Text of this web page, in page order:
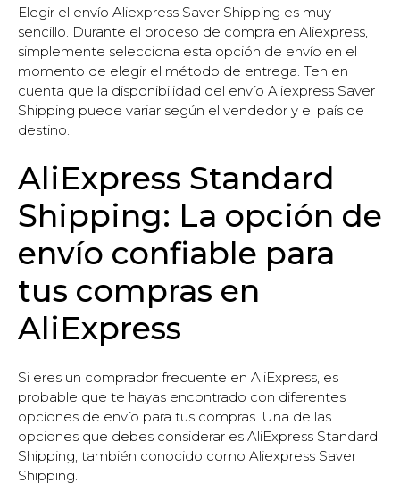
Elegir el envío Aliexpress Saver Shipping es muy
sencillo. Durante el proceso de compra en Aliexpress,
simplemente selecciona esta opción de envío en el
momento de elegir el método de entrega. Ten en
cuenta que la disponibilidad del envío Aliexpress Saver
Shipping puede variar según el vendedor y el país de
destino.
AliExpress Standard
Shipping: La opción de
envío confiable para
tus compras en
AliExpress
Si eres un comprador frecuente en AliExpress, es
probable que te hayas encontrado con diferentes
opciones de envío para tus compras. Una de las
opciones que debes considerar es AliExpress Standard
Shipping, también conocido como Aliexpress Saver
Shipping.